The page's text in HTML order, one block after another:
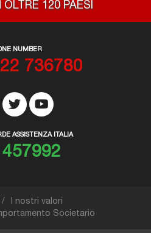
OLTRE 120 PAESI
NUMBER
736780
ASSISTENZA ITALIA
I nostri valori
Societario